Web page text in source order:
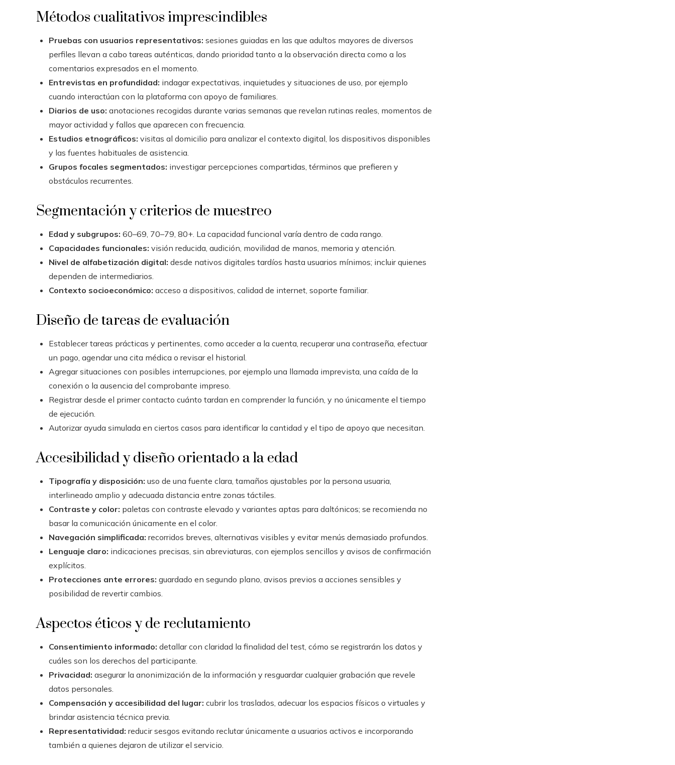
Métodos cualitativos imprescindibles
Pruebas con usuarios representativos: sesiones guiadas en las que adultos mayores de diversos
perfiles llevan a cabo tareas auténticas, dando prioridad tanto a la observación directa como a los
comentarios expresados en el momento.
Entrevistas en profundidad: indagar expectativas, inquietudes y situaciones de uso, por ejemplo
cuando interactúan con la plataforma con apoyo de familiares.
Diarios de uso: anotaciones recogidas durante varias semanas que revelan rutinas reales, momentos de
mayor actividad y fallos que aparecen con frecuencia.
Estudios etnográficos: visitas al domicilio para analizar el contexto digital, los dispositivos disponibles
y las fuentes habituales de asistencia.
Grupos focales segmentados: investigar percepciones compartidas, términos que prefieren y
obstáculos recurrentes.
Segmentación y criterios de muestreo
Edad y subgrupos: 60–69, 70–79, 80+. La capacidad funcional varía dentro de cada rango.
Capacidades funcionales: visión reducida, audición, movilidad de manos, memoria y atención.
Nivel de alfabetización digital: desde nativos digitales tardíos hasta usuarios mínimos; incluir quienes
dependen de intermediarios.
Contexto socioeconómico: acceso a dispositivos, calidad de internet, soporte familiar.
Diseño de tareas de evaluación
Establecer tareas prácticas y pertinentes, como acceder a la cuenta, recuperar una contraseña, efectuar
un pago, agendar una cita médica o revisar el historial.
Agregar situaciones con posibles interrupciones, por ejemplo una llamada imprevista, una caída de la
conexión o la ausencia del comprobante impreso.
Registrar desde el primer contacto cuánto tardan en comprender la función, y no únicamente el tiempo
de ejecución.
Autorizar ayuda simulada en ciertos casos para identificar la cantidad y el tipo de apoyo que necesitan.
Accesibilidad y diseño orientado a la edad
Tipografía y disposición: uso de una fuente clara, tamaños ajustables por la persona usuaria,
interlineado amplio y adecuada distancia entre zonas táctiles.
Contraste y color: paletas con contraste elevado y variantes aptas para daltónicos; se recomienda no
basar la comunicación únicamente en el color.
Navegación simplificada: recorridos breves, alternativas visibles y evitar menús demasiado profundos.
Lenguaje claro: indicaciones precisas, sin abreviaturas, con ejemplos sencillos y avisos de confirmación
explícitos.
Protecciones ante errores: guardado en segundo plano, avisos previos a acciones sensibles y
posibilidad de revertir cambios.
Aspectos éticos y de reclutamiento
Consentimiento informado: detallar con claridad la finalidad del test, cómo se registrarán los datos y
cuáles son los derechos del participante.
Privacidad: asegurar la anonimización de la información y resguardar cualquier grabación que revele
datos personales.
Compensación y accesibilidad del lugar: cubrir los traslados, adecuar los espacios físicos o virtuales y
brindar asistencia técnica previa.
Representatividad: reducir sesgos evitando reclutar únicamente a usuarios activos e incorporando
también a quienes dejaron de utilizar el servicio.